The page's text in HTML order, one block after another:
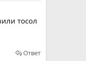
тосол
Ответ